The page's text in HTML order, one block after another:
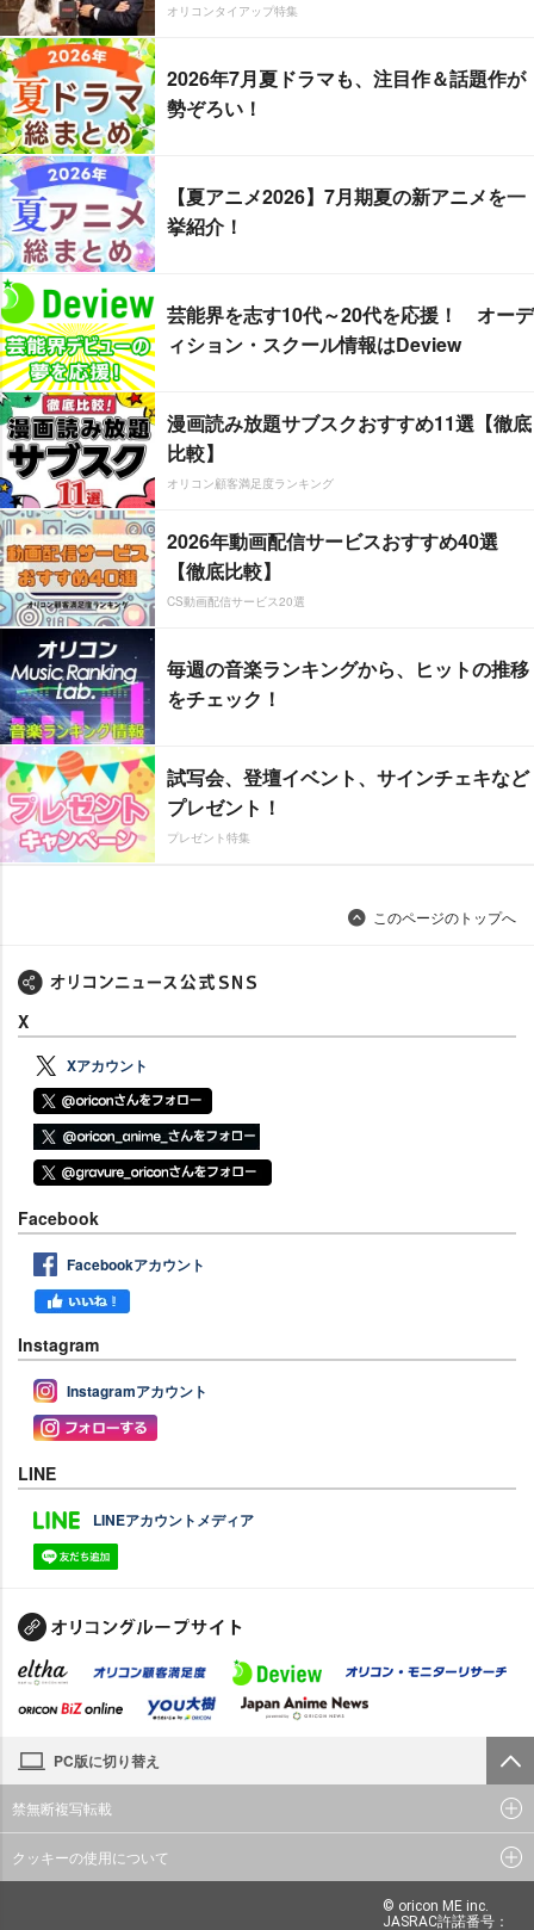
オリコンタイアップ特集
2026年7月夏ドラマも、注目作＆話題作が
勢ぞろい！
【夏アニメ2026】7月期夏の新アニメを一
挙紹介！
芸能界を志す10代～20代を応援！ オーデ
ィション・スクール情報はDeview
漫画読み放題サブスクおすすめ11選【徹底
比較】
オリコン顧客満足度ランキング
2026年動画配信サービスおすすめ40選
【徹底比較】
CS動画配信サービス20選
毎週の音楽ランキングから、ヒットの推移
をチェック！
試写会、登壇イベント、サインチェキなど
プレゼント！
プレゼント特集
このページのトップへ
X
Xアカウント
Facebook
Facebookアカウント
Instagram
Instagramアカウント
LINE
LINEアカウントメディア
PC版に切り替え
禁無断複写転載
クッキーの使用について
© oricon ME inc.
JASRAC許諾番号：